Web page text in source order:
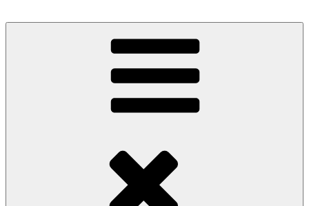
COUNTRYHOME
Wo die (Country-) Musik Zuhause ist